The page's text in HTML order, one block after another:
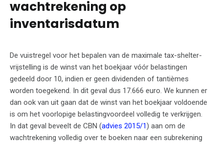
wachtrekening op
inventarisdatum
De vuistregel voor het bepalen van de maximale tax-shelter-
vrijstelling is de winst van het boekjaar vóór belastingen
gedeeld door 10, indien er geen dividenden of tantièmes
worden toegekend. In dit geval dus 17.666 euro. We kunnen er
dan ook van uit gaan dat de winst van het boekjaar voldoende
is om het voorlopige belastingvoordeel volledig te verkrijgen.
In dat geval beveelt de CBN (advies 2015/1) aan om de
wachtrekening volledig over te boeken naar een subrekening